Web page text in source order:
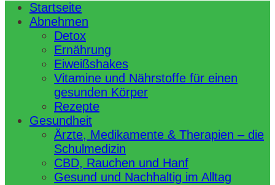
Startseite
Abnehmen
Detox
Ernährung
Eiweißshakes
Vitamine und Nährstoffe für einen
gesunden Körper
Rezepte
Gesundheit
Ärzte, Medikamente & Therapien – die
Schulmedizin
CBD, Rauchen und Hanf
Gesund und Nachhaltig im Alltag